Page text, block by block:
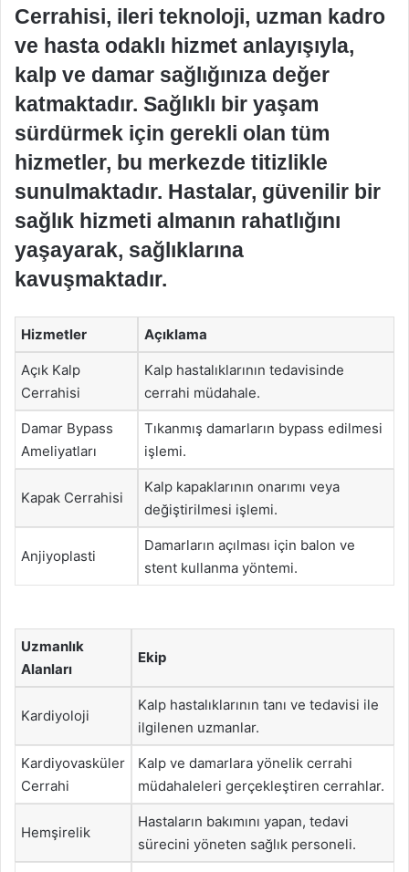
Cerrahisi, ileri teknoloji, uzman kadro
ve hasta odaklı hizmet anlayışıyla,
kalp ve damar sağlığınıza değer
katmaktadır. Sağlıklı bir yaşam
sürdürmek için gerekli olan tüm
hizmetler, bu merkezde titizlikle
sunulmaktadır. Hastalar, güvenilir bir
sağlık hizmeti almanın rahatlığını
yaşayarak, sağlıklarına
kavuşmaktadır.
Hizmetler Açıklama
Açık Kalp
Cerrahisi
Kalp hastalıklarının tedavisinde
cerrahi müdahale.
Damar Bypass
Ameliyatları
Tıkanmış damarların bypass edilmesi
işlemi.
Kapak Cerrahisi
Kalp kapaklarının onarımı veya
değiştirilmesi işlemi.
Anjiyoplasti
Damarların açılması için balon ve
stent kullanma yöntemi.
Uzmanlık
Alanları
Ekip
Kardiyoloji
Kalp hastalıklarının tanı ve tedavisi ile
ilgilenen uzmanlar.
Kardiyovasküler
Cerrahi
Kalp ve damarlara yönelik cerrahi
müdahaleleri gerçekleştiren cerrahlar.
Hemşirelik
Hastaların bakımını yapan, tedavi
sürecini yöneten sağlık personeli.